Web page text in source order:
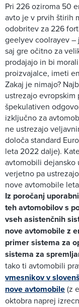
Pri 226 oziroma 50
avto je v prvih štirih
odobritev za 226
geelyev coolrayev
saj gre očitno za
prodajajo in bi
proizvajalce, imeti
Zakaj je nimajo?
ustrezajo
špekulativen
izključno za
ne ustrezajo
določa standard
leta 2022 dalje).
avtomobili
verjetno pa
nove avtomobile
Iz poročanj
teh avtomobilov s
vseh asistenčnih
nove avtomobile z
primer sistema za
sistema za
tako ti avtomobili
vmesnikov v
nove avtomobile(z
oktobra naprej